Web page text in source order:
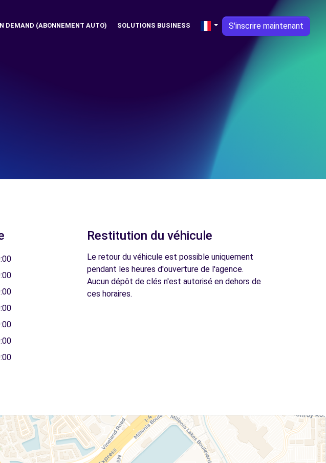
DEMAND (ABONNEMENT AUTO) SOLUTIONS BUSINESS S'inscrire maintenant
Restitution du véhicule
Le retour du véhicule est possible uniquement
pendant les heures d'ouverture de l'agence.
Aucun dépôt de clés n'est autorisé en dehors de
ces horaires.